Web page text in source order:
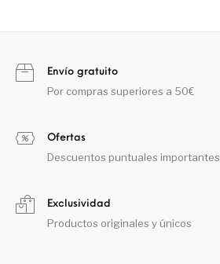
Envío gratuito
Por compras superiores a 50€
Ofertas
Descuentos puntuales importantes
Exclusividad
Productos originales y únicos